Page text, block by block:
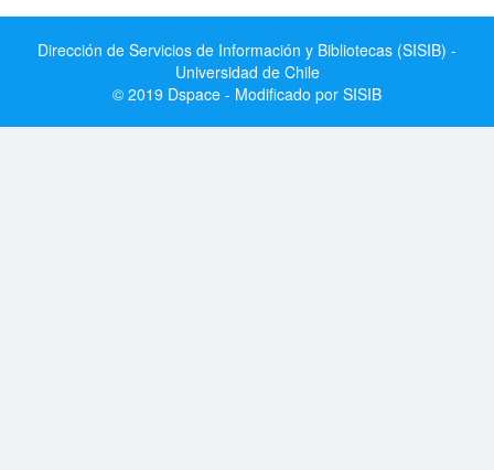
Dirección de Servicios de Información y Bibliotecas (SISIB) -
Universidad de Chile
© 2019 Dspace - Modificado por SISIB